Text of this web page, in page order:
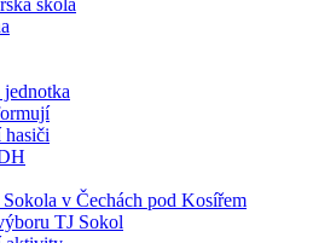
škola
jednotka
hasiči
v Čechách pod Kosířem
TJ Sokol